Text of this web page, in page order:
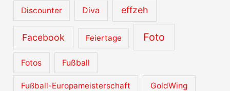
Discounter Diva effzeh
Facebook Feiertage Foto
Fotos Fußball
Fußball-Europameisterschaft GoldWing